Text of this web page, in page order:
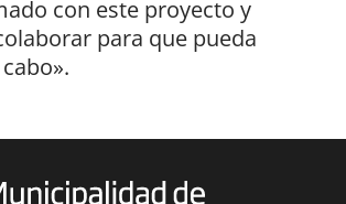
con este proyecto y
para que pueda